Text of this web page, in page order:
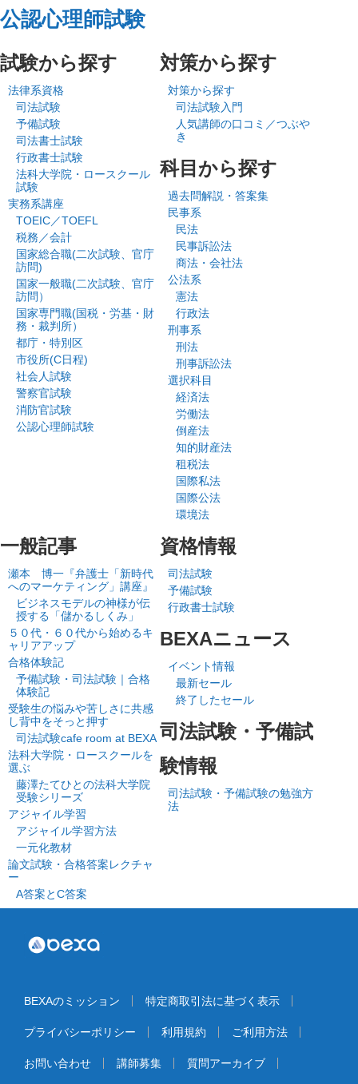
公認心理師試験
試験から探す
法律系資格
司法試験
予備試験
司法書士試験
行政書士試験
法科大学院・ロースクール
試験
実務系講座
TOEIC／TOEFL
税務／会計
国家総合職(二次試験、官庁
訪問)
国家一般職(二次試験、官庁
訪問）
国家専門職(国税・労基・財
務・裁判所）
都庁・特別区
市役所(C日程)
社会人試験
警察官試験
消防官試験
公認心理師試験
対策から探す
対策から探す
司法試験入門
人気講師の口コミ／つぶや
き
科目から探す
過去問解説・答案集
民事系
民法
民事訴訟法
商法・会社法
公法系
憲法
行政法
刑事系
刑法
刑事訴訟法
選択科目
経済法
労働法
倒産法
知的財産法
租税法
国際私法
国際公法
環境法
一般記事
瀬本 博一『弁護士「新時代
へのマーケティング」講座』
ビジネスモデルの神様が伝
授する「儲かるしくみ」
５０代・６０代から始めるキ
ャリアアップ
合格体験記
予備試験・司法試験｜合格
体験記
受験生の悩みや苦しさに共感
し背中をそっと押す
司法試験cafe room at BEXA
法科大学院・ロースクールを
選ぶ
藤澤たてひとの法科大学院
受験シリーズ
アジャイル学習
アジャイル学習方法
一元化教材
論文試験・合格答案レクチャ
ー
A答案とC答案
資格情報
司法試験
予備試験
行政書士試験
BEXAニュース
イベント情報
最新セール
終了したセール
司法試験・予備試
験情報
司法試験・予備試験の勉強方
法
BEXAのミッション 特定商取引法に基づく表示
プライバシーポリシー 利用規約 ご利用方法
お問い合わせ 講師募集 質問アーカイブ